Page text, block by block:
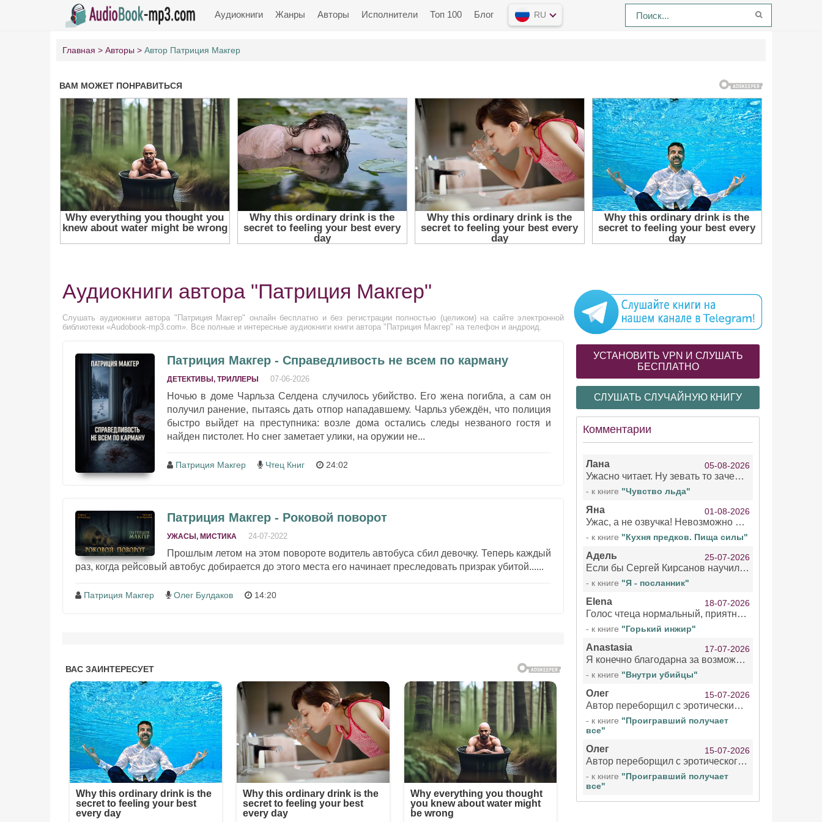
Аудиокниги Жанры Авторы Исполнители Топ 100 Блог RU
Главная Авторы Автор Патриция Макгер
Аудиокниги автора "Патриция Макгер"
Слушать аудиокниги автора "Патриция Макгер" онлайн бесплатно и без регистрации полностью (целиком) на сайте электронной
библиотеки «Audobook-mp3.com». Все полные и интересные аудиокниги книги автора "Патриция Макгер" на телефон и андроид.
Патриция Макгер - Справедливость не всем по карману
ДЕТЕКТИВЫ, ТРИЛЛЕРЫ 07-06-2026
Ночью в доме Чарльза Селдена случилось убийство. Его жена погибла, а сам он
получил ранение, пытаясь дать отпор нападавшему. Чарльз убеждён, что полиция
быстро выйдет на преступника: возле дома остались следы незваного гостя и
найден пистолет. Но снег заметает улики, на оружии не...
Патриция Макгер Чтец Книг 24:02
Патриция Макгер - Роковой поворот
УЖАСЫ, МИСТИКА 24-07-2022
Прошлым летом на этом повороте водитель автобуса сбил девочку. Теперь каждый
раз, когда рейсовый автобус добирается до этого места его начинает преследовать призрак убитой......
Патриция Макгер Олег Булдаков 14:20
УСТАНОВИТЬ VPN И СЛУШАТЬ
БЕСПЛАТНО
СЛУШАТЬ СЛУЧАЙНУЮ КНИГУ
Комментарии
Лана 05-08-2026
Ужасно читает. Ну зевать то зачем. Уже не говорю, что ударения ставит, как хочет.
- к книге "Чувство льда"
Яна 01-08-2026
Ужас, а не озвучка! Невозможно вникать в смысл текста из за кривляний чтеца
- к книге "Кухня предков. Пища силы"
Адель 25-07-2026
Если бы Сергей Кирсанов научился не сглатывать каждые 1-2 минуты слюну, так что слышно в микрофоне и, что вызывает отвращение, то мелжно было бы слушать.
- к книге "Я - посланник"
Elena 18-07-2026
Голос чтеца нормальный, приятный тембр. Мне очень понравилось озвучивание рассказа. Очень странный отзыв Надежды. Может у неё что-то с нервами?
- к книге "Горький инжир"
Anastasia 17-07-2026
Я конечно благодарна за возможность бесплатно слушать книги даже новинки , но чтение этой книги просто ужасно
- к книге "Внутри убийцы"
Олег 15-07-2026
Автор переборщил с эротическими сценами. Похоже, с этим у него проблемы.
- к книге "Проигравший получает
все"
Олег 15-07-2026
Автор переборщил с эротического сценами. Похоже, с этим у него проблемы.
- к книге "Проигравший получает
все"